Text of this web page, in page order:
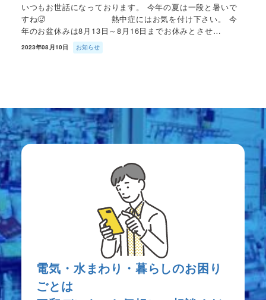
いつもお世話になっております。 今年の夏は一段と暑いで
すね🥵 熱中症にはお気を付け下さい。 今
年のお盆休みは8月13日～8月16日までお休みとさせ…
2023年08月10日 お知らせ
電気・水まわり・暮らしのお困り
ごとは